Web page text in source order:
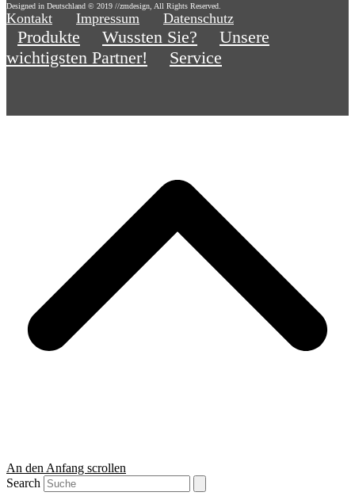
Designed in Deutschland © 2019 //zmdesign, All Rights Reserved.
Kontakt Impressum Datenschutz
Produkte Wussten Sie?
Unsere
wichtigsten Partner!
Service
An den Anfang scrollen
Search